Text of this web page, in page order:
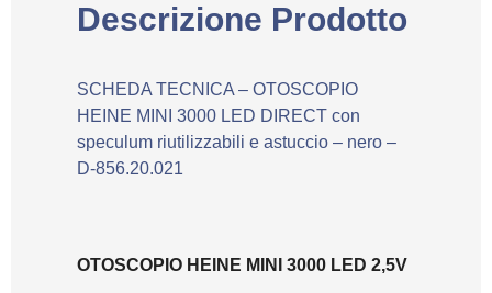
Descrizione Prodotto
SCHEDA TECNICA – OTOSCOPIO
HEINE MINI 3000 LED DIRECT con
speculum riutilizzabili e astuccio – nero –
D-856.20.021
OTOSCOPIO HEINE MINI 3000 LED 2,5V